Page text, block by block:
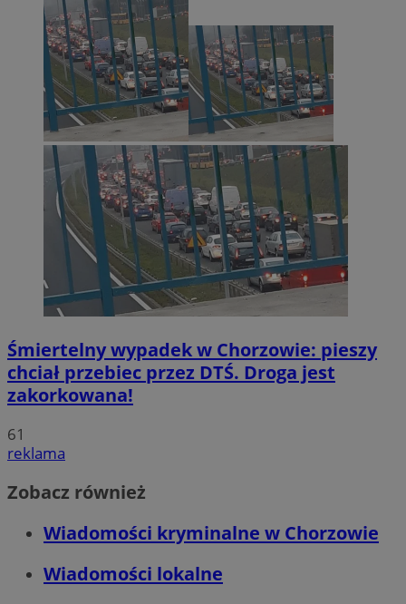
Śmiertelny wypadek w Chorzowie: pieszy
chciał przebiec przez DTŚ. Droga jest
zakorkowana!
61
reklama
Zobacz również
Wiadomości kryminalne w Chorzowie
Wiadomości lokalne